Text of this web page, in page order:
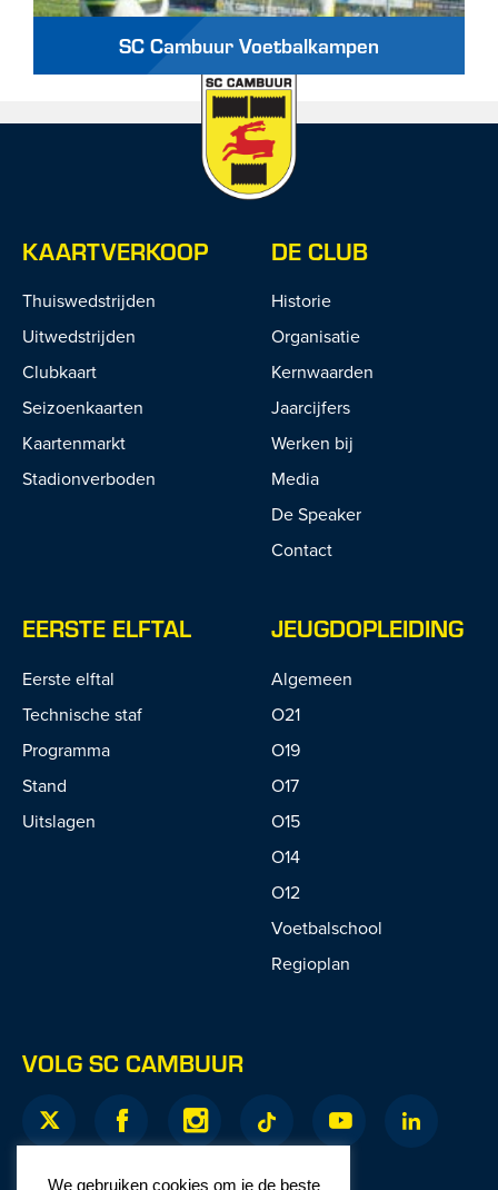
SC Cambuur Voetbalkampen
KAARTVERKOOP
Thuiswedstrijden
Uitwedstrijden
Clubkaart
Seizoenkaarten
Kaartenmarkt
Stadionverboden
DE CLUB
Historie
Organisatie
Kernwaarden
Jaarcijfers
Werken bij
Media
De Speaker
Contact
EERSTE ELFTAL
Eerste elftal
Technische staf
Programma
Stand
Uitslagen
JEUGDOPLEIDING
Algemeen
O21
O19
O17
O15
O14
O12
Voetbalschool
Regioplan
VOLG SC CAMBUUR
We gebruiken cookies om je de beste